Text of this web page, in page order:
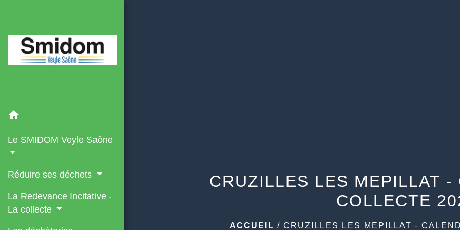
home
Le SMIDOM Veyle Saône
Réduire ses déchets
La Redevance Incitative -
La collecte
CRUZILLES LES MEPILLAT -
COLLECTE
ACCUEIL /CRUZILLES LES MEPILLAT -